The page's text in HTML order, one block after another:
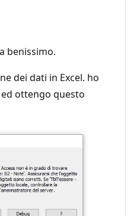
benissimo.
dei dati in Excel. ho
ottengo questo